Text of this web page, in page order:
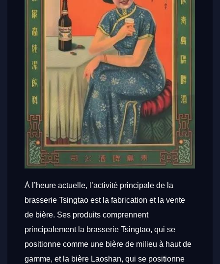
À l’heure actuelle, l’activité principale de la
brasserie Tsingtao est la fabrication et la vente
de bière. Ses produits comprennent
principalement la brasserie Tsingtao, qui se
positionne comme une bière de milieu à haut de
gamme, et la bière Laoshan, qui se positionne